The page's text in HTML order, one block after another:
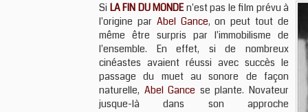
Si LA FIN DU MONDEn'est pas le film prévu à
l'origine par Abel Gance, on peut tout de
même être surpris par l'immobilisme de
l'ensemble. En effet, si de nombreux
cinéastes avaient réussi avec succès le
passage du muet au sonore de façon
naturelle, Abel Gance se plante. Novateur
jusque-là dans son approche